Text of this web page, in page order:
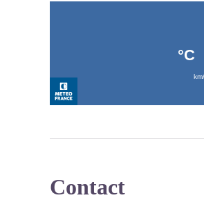
Contact